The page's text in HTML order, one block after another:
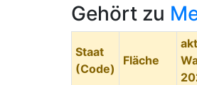
Gehört zu
Staat
(Code)
Fläche